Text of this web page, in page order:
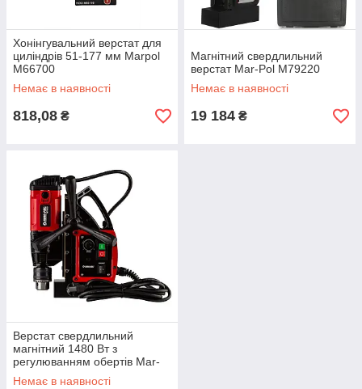
Хонінгувальний верстат для
циліндрів 51-177 мм Marpol
M66700
Немає в наявності
818,08 ₴
Магнітний свердлильний
верстат Mar-Pol M79220
Немає в наявності
19 184 ₴
Верстат свердлильний
магнітний 1480 Вт з
регулюванням обертів Mar-
Pol
Немає в наявності